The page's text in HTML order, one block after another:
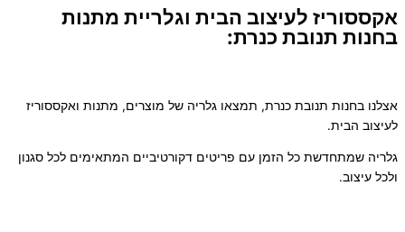
אקססוריז לעיצוב הבית וגלריית מתנות
בחנות תנובת כנרת:
אצלנו בחנות תנובת כנרת, תמצאו גלריה של מוצרים, מתנות ואקססוריז
לעיצוב הבית.
גלריה שמתחדשת כל הזמן עם פריטים דקורטיביים המתאימים לכל סגנון
ולכל עיצוב.